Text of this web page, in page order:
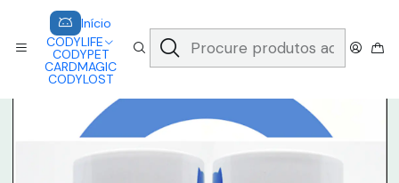
Início
CODYLIFE
CODYPET
CARDMAGIC
CODYLOST